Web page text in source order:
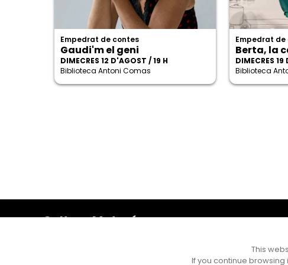
Empedrat de contes
Gaudi'm el geni
DIMECRES 12 D'AGOST / 19 H
Biblioteca Antoni Comas
Empedrat
Berta, la
DIMECRES
Biblioteca
Cultura Mataró
Horari d'obertura: dilluns, dimecres i divendres de 10 a
This
If you continue